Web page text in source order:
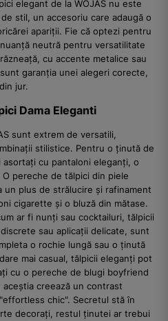
elegant de la WOJAS nu este
stil, un accesoriu care adaugă o
apariții. Fie că optezi pentru
neutră pentru versatilitate
cu accente metalice sau
garanția unei alegeri corecte,
jur.
Dama Eleganti
sunt extrem de versatili,
stilistice. Pentru o ținută de
cu pantaloni eleganți, o
pereche de tălpici din piele
un plus de strălucire și rafinament
cigarette și o bluză din mătase.
ar fi nunți sau cocktailuri, tălpicii
sau aplicații delicate, sunt
o rochie lungă sau o ținută
mai casual, tălpicii eleganți pot
cu o pereche de blugi boyfriend
creează un contrast
chic". Secretul stă în
decorați, restul ținutei ar trebui